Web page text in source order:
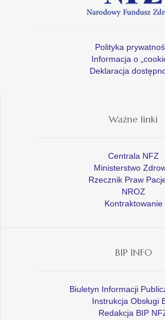
Polityka
Informacja o
Deklaracja
Ważne linki
Centrala NFZ
Ministerstwo
Rzecznik Praw
NROZ
Kontraktowanie
BIP INFO
Biuletyn Informacji
Instrukcja Obsługi
Redakcja BIP